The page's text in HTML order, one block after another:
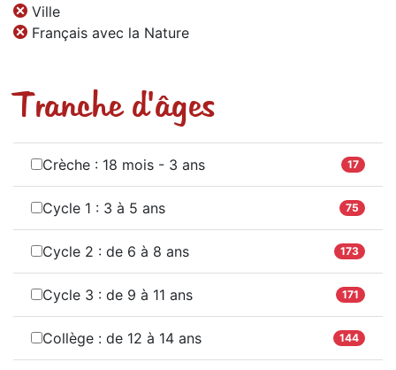
Ville
Français avec la Nature
Tranche d'âges
Crèche : 18 mois - 3 ans 17
Cycle 1 : 3 à 5 ans 75
Cycle 2 : de 6 à 8 ans 173
Cycle 3 : de 9 à 11 ans 171
Collège : de 12 à 14 ans 144